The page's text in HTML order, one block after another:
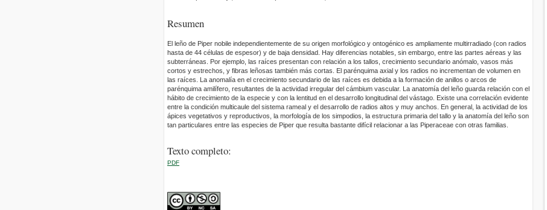
Resumen
El leño de Piper nobile independientemente de su origen morfológico y ontogénico es ampliamente multirradiado (con radios
hasta de 44 células de espesor) y de baja densidad. Hay diferencias notables, sin embargo, entre las partes aéreas y las
subterráneas. Por ejemplo, las raíces presentan con relación a los tallos, crecimiento secundario anómalo, vasos más
cortos y estrechos, y fibras leñosas también más cortas. El parénquima axial y los radios no incrementan de volumen en
las raíces. La anomalía en el crecimiento secundario de las raíces es debida a la formación de anillos o arcos de
parénquima amilífero, resultantes de la actividad irregular del cámbium vascular. La anatomía del leño guarda relación con el
hábito de crecimiento de la especie y con la lentitud en el desarrollo longitudinal del vástago. Existe una correlación evidente
entre la condición multicaule del sistema rameal y el desarrollo de radios altos y muy anchos. En general, la actividad de los
ápices vegetativos y reproductivos, la morfología de los simpodios, la estructura primaria del tallo y la anatomía del leño son
tan particulares entre las especies de Piper que resulta bastante difícil relacionar a las Piperaceae con otras familias.
Texto completo:
PDF